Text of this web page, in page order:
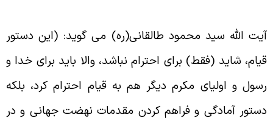
الله سید محمود طالقانى(ره) مى گوید: (این دستور
شاید (فقط) براى احترام نباشد، والا باید براى خدا و
و اولیاى مکرم دیگر هم به قیام احترام کرد، بلکه
آمادگى و فراهم کردن مقدمات نهضت جهانى و در